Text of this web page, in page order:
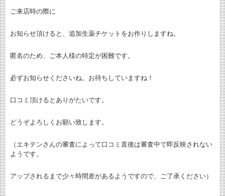
ご来店時の際に
お知らせ頂けると、追加生薬チケットをお作りしますね。
匿名のため、ご本人様の特定が困難です。
必ずお知らせくださいね。お待ちしていますね！
口コミ頂けるとありがたいです。
どうぞよろしくお願い致します。
（エキテンさんの審査によって口コミ直後は審査中で即反映されない
ようです。
アップされるまで少々時間差があるようですので、ご了承ください）